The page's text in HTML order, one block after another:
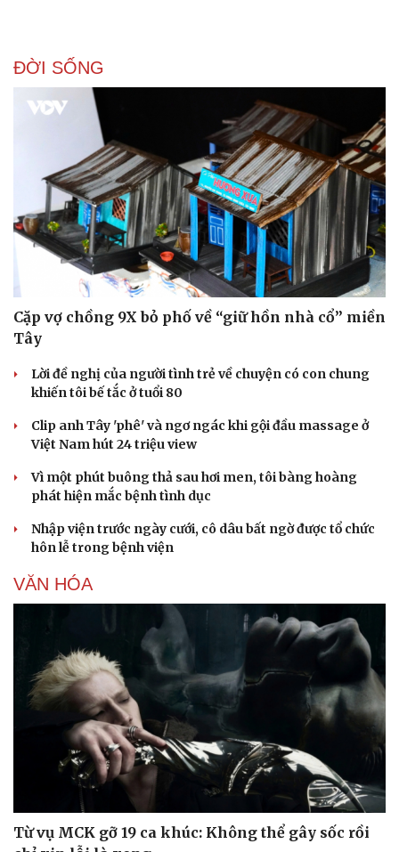
Doanh nghiệp
Thông tin doanh nghiệp
Doanh nghiệp 24h
Doanh nhân
Vì cộng đồng
Sành điệu
Tin Công nghệ
Trải nghiệm
Chuyển đổi số
ĐỜI SỐNG
Cặp vợ chồng 9X bỏ phố về “giữ hồn nhà cổ” miền
Tây
Lời đề nghị của người tình trẻ về chuyện có con chung
khiến tôi bế tắc ở tuổi 80
Clip anh Tây 'phê' và ngơ ngác khi gội đầu massage ở
Việt Nam hút 24 triệu view
Vì một phút buông thả sau hơi men, tôi bàng hoàng
phát hiện mắc bệnh tình dục
Nhập viện trước ngày cưới, cô dâu bất ngờ được tổ chức
hôn lễ trong bệnh viện
VĂN HÓA
Từ vụ MCK gỡ 19 ca khúc: Không thể gây sốc rồi